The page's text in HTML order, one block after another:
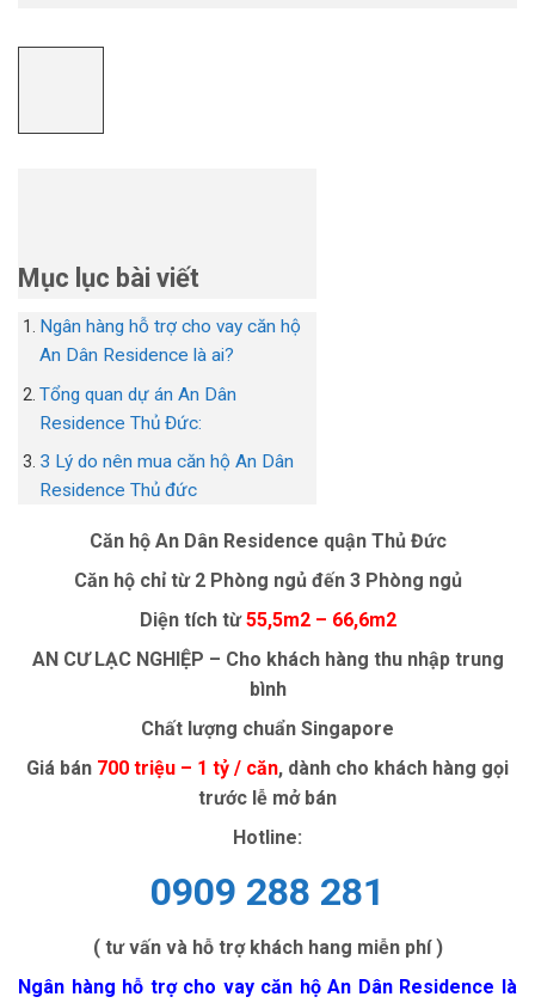
Mục lục bài viết
Ngân hàng hỗ trợ cho vay căn hộ
An Dân Residence là ai?
Tổng quan dự án An Dân
Residence Thủ Đức:
3 Lý do nên mua căn hộ An Dân
Residence Thủ đức
Căn hộ An Dân Residence quận Thủ Đức
Căn hộ chỉ từ 2 Phòng ngủ đến 3 Phòng ngủ
Diện tích từ55,5m2 – 66,6m2
AN CƯ LẠC NGHIỆP – Cho khách hàng thu nhập trung
bình
Chất lượng chuẩn Singapore
Giá bán 700 triệu – 1 tỷ / căn, dành cho khách hàng gọi
trước lễ mở bán
Hotline:
0909 288 281
( tư vấn và hỗ trợ khách hang miễn phí )
Ngân hàng hỗ trợ cho vay căn hộ An Dân Residence là